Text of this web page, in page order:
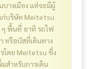
บางเมือง แต่จะมีผู้
ก่บริษัท Meitetsu
ๆ พื้นที่ อาทิ รถไฟ
หรือบัสที่เดินทาง
โดย Meitetsu ซึ่ง
มสำหรับการเดิน